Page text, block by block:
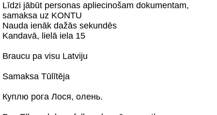
Līdzi jābūt personas apliecinošam dokumentam,
samaksa uz KONTU
Nauda ienāk dažās sekundēs
Kandavā, lielā iela 15
Braucu pa visu Latviju
Samaksa Tūlītēja
Куплю рога Лося, олень.